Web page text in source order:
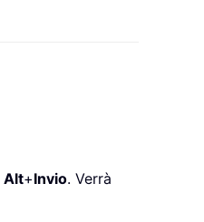
Alt+Invio. Verrà